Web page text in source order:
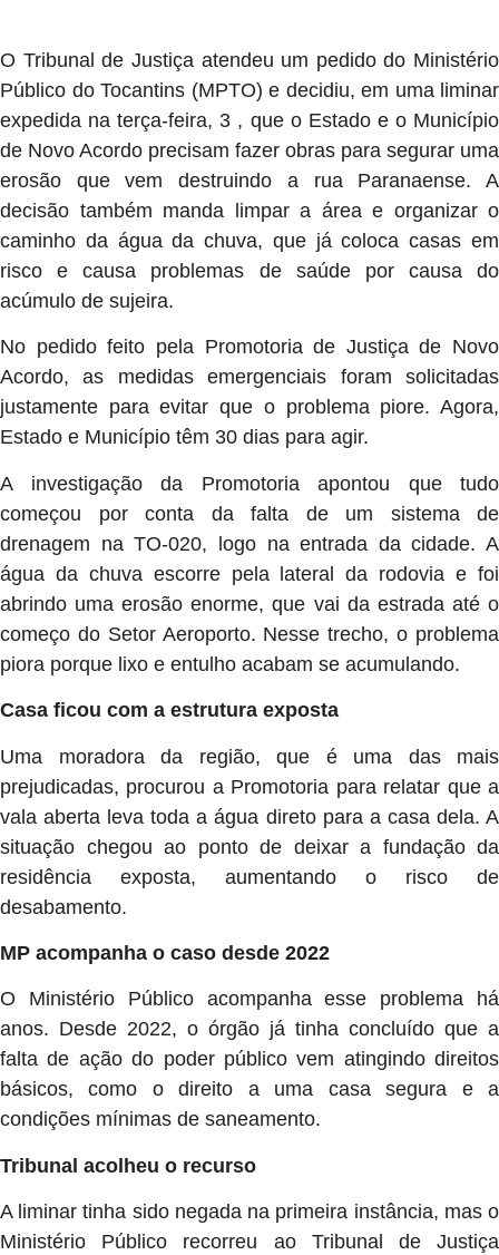
O Tribunal de Justiça atendeu um pedido do Ministério
Público do Tocantins (MPTO) e decidiu, em uma liminar
expedida na terça-feira, 3 , que o Estado e o Município
de Novo Acordo precisam fazer obras para segurar uma
erosão que vem destruindo a rua Paranaense. A
decisão também manda limpar a área e organizar o
caminho da água da chuva, que já coloca casas em
risco e causa problemas de saúde por causa do
acúmulo de sujeira.
No pedido feito pela Promotoria de Justiça de Novo
Acordo, as medidas emergenciais foram solicitadas
justamente para evitar que o problema piore. Agora,
Estado e Município têm 30 dias para agir.
A investigação da Promotoria apontou que tudo
começou por conta da falta de um sistema de
drenagem na TO-020, logo na entrada da cidade. A
água da chuva escorre pela lateral da rodovia e foi
abrindo uma erosão enorme, que vai da estrada até o
começo do Setor Aeroporto. Nesse trecho, o problema
piora porque lixo e entulho acabam se acumulando.
Casa ficou com a estrutura exposta
Uma moradora da região, que é uma das mais
prejudicadas, procurou a Promotoria para relatar que a
vala aberta leva toda a água direto para a casa dela. A
situação chegou ao ponto de deixar a fundação da
residência exposta, aumentando o risco de
desabamento.
MP acompanha o caso desde 2022
O Ministério Público acompanha esse problema há
anos. Desde 2022, o órgão já tinha concluído que a
falta de ação do poder público vem atingindo direitos
básicos, como o direito a uma casa segura e a
condições mínimas de saneamento.
Tribunal acolheu o recurso
A liminar tinha sido negada na primeira instância, mas o
Ministério Público recorreu ao Tribunal de Justiça